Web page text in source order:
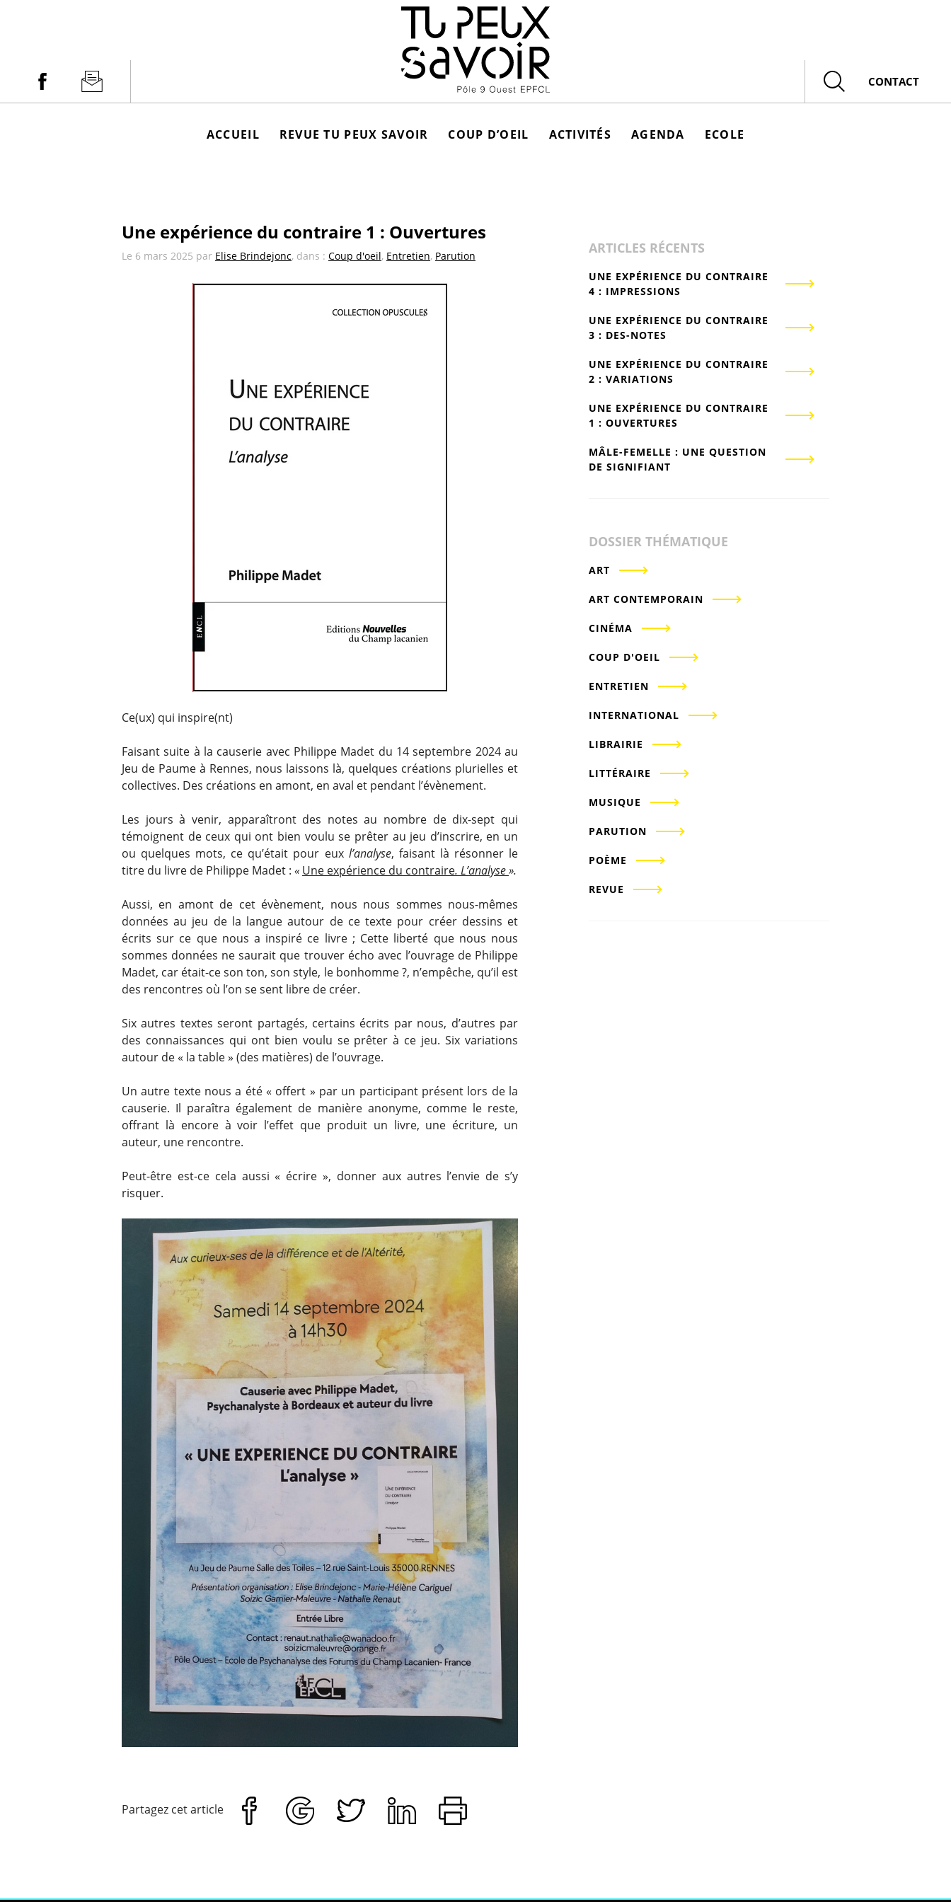
Facebook Newsletter
Rechercher
CONTACT
ACCUEIL REVUE TU PEUX SAVOIR COUP D’OEIL ACTIVITÉS AGENDA ECOLE
Une expérience du contraire 1 : Ouvertures
Le 6 mars 2025 par Elise Brindejonc, dans : Coup d'oeil, Entretien, Parution
Ce(ux) qui inspire(nt)
Faisant suite à la causerie avec Philippe Madet du 14 septembre 2024 au
Jeu de Paume à Rennes, nous laissons là, quelques créations plurielles et
collectives. Des créations en amont, en aval et pendant l’évènement.
Les jours à venir, apparaîtront des notes au nombre de dix-sept qui
témoignent de ceux qui ont bien voulu se prêter au jeu d’inscrire, en un
ou quelques mots, ce qu’était pour eux l’analyse, faisant là résonner le
titre du livre de Philippe Madet : « Une expérience du contraire. L’analyse».
Aussi, en amont de cet évènement, nous nous sommes nous-mêmes
données au jeu de la langue autour de ce texte pour créer dessins et
écrits sur ce que nous a inspiré ce livre ; Cette liberté que nous nous
sommes données ne saurait que trouver écho avec l’ouvrage de Philippe
Madet, car était-ce son ton, son style, le bonhomme ?, n’empêche, qu’il est
des rencontres où l’on se sent libre de créer.
Six autres textes seront partagés, certains écrits par nous, d’autres par
des connaissances qui ont bien voulu se prêter à ce jeu. Six variations
autour de « la table » (des matières) de l’ouvrage.
Un autre texte nous a été « offert » par un participant présent lors de la
causerie. Il paraîtra également de manière anonyme, comme le reste,
offrant là encore à voir l’effet que produit un livre, une écriture, un
auteur, une rencontre.
Peut-être est-ce cela aussi « écrire », donner aux autres l’envie de s’y
risquer.
Partagez cet article
ARTICLES RÉCENTS
UNE EXPÉRIENCE DU CONTRAIRE
4 : IMPRESSIONS
UNE EXPÉRIENCE DU CONTRAIRE
3 : DES-NOTES
UNE EXPÉRIENCE DU CONTRAIRE
2 : VARIATIONS
UNE EXPÉRIENCE DU CONTRAIRE
1 : OUVERTURES
MÂLE-FEMELLE : UNE QUESTION
DE SIGNIFIANT
DOSSIER THÉMATIQUE
ART
ART CONTEMPORAIN
CINÉMA
COUP D'OEIL
ENTRETIEN
INTERNATIONAL
LIBRAIRIE
LITTÉRAIRE
MUSIQUE
PARUTION
POÈME
REVUE